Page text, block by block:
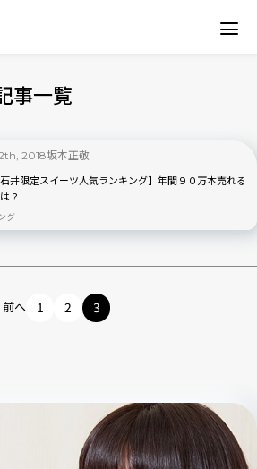
事一覧
2018坂本正敬
石井限定スイーツ人気ランキング】年間９０万本売れる
？
グ
前へ 1 2 3